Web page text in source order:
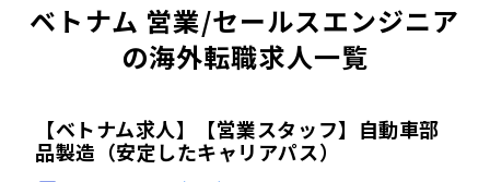
ベトナム 営業/セールスエンジニア
の海外転職求人一覧
【ベトナム求人】【営業スタッフ】自動車部
品製造（安定したキャリアパス）